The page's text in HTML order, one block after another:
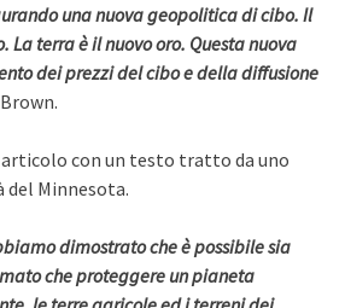
una nuova geopolitica di cibo. Il
La terra è il nuovo oro. Questa nuova
dei prezzi del cibo e della diffusione
con un testo tratto da uno
del Minnesota.
dimostrato che è possibile sia
che proteggere un pianeta